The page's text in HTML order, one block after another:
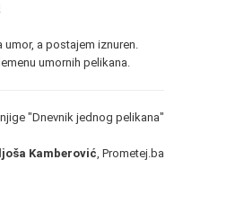
umor, a postajem iznuren.
umornih pelikana.
"Dnevnik jednog pelikana"
Kamberović , Prometej.ba